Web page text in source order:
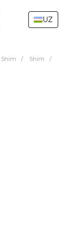
UZ
Shim / Shim
/